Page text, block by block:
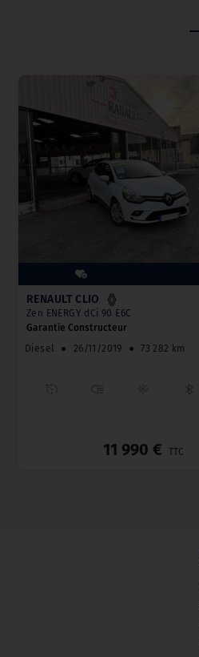
RENAULT CLIO
Zen ENERGY dCi 90 E6C
Garantie Constructeur
Diesel
● 26/11/2019 ● 73 282 km
11 990 € TTC